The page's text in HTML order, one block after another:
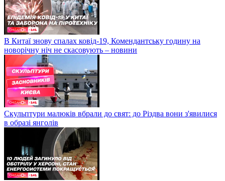
В Китаї знову спалах ковід-19, Комендантську годину на
новорічну ніч не скасовують – новини
Скульптури малюків вбрали до свят: до Різдва вони з'явилися
в образі янголів